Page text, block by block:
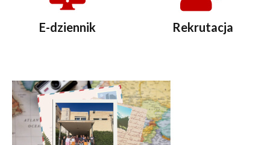
E-dziennik Rekrutacja